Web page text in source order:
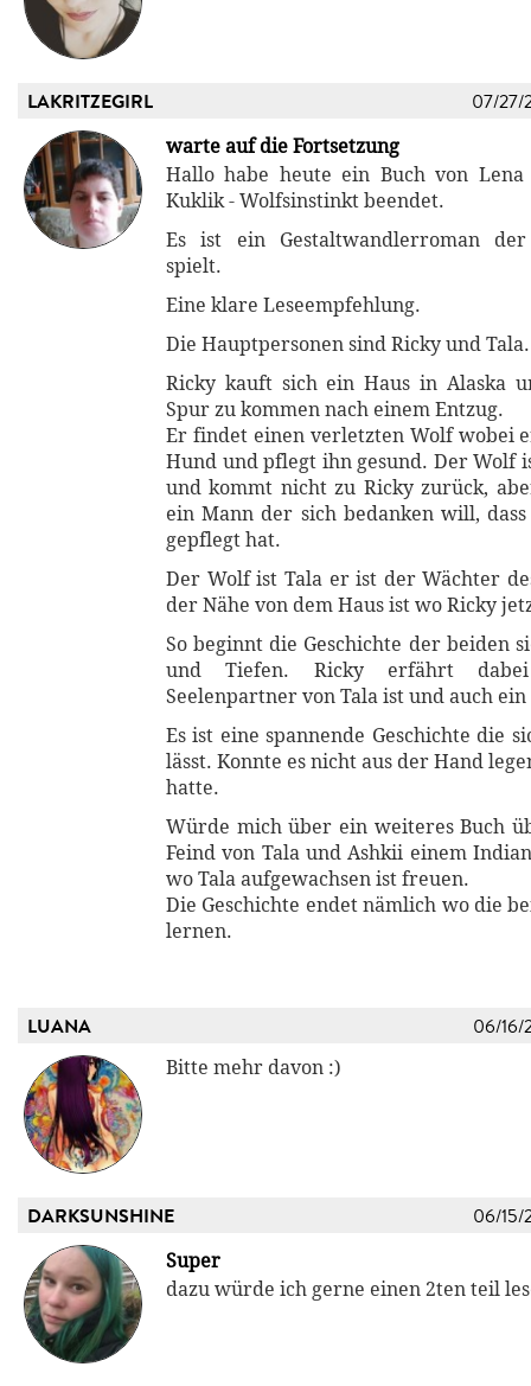
LAKRITZEGIRL 07/27/
warte auf die Fortsetzung
Hallo habe heute ein Buch von
Kuklik - Wolfsinstinkt beendet.
Es ist ein Gestaltwandlerroman
spielt.
Eine klare Leseempfehlung.
Die Hauptpersonen sind Ricky und Tala.
Ricky kauft sich ein Haus in Alaska
Spur zu kommen nach einem Entzug.
Er findet einen verletzten Wolf wobei
Hund und pflegt ihn gesund. Der Wolf
und kommt nicht zu Ricky zurück,
ein Mann der sich bedanken will,
gepflegt hat.
Der Wolf ist Tala er ist der Wächter
der Nähe von dem Haus ist wo Ricky
So beginnt die Geschichte der beiden
und Tiefen. Ricky erfährt
Seelenpartner von Tala ist und auch
Es ist eine spannende Geschichte die
lässt. Konnte es nicht aus der Hand
hatte.
Würde mich über ein weiteres Buch
Feind von Tala und Ashkii einem
wo Tala aufgewachsen ist freuen.
Die Geschichte endet nämlich wo die
lernen.
LUANA 06/16/
Bitte mehr davon :)
DARKSUNSHINE 06/15/
Super
dazu würde ich gerne einen 2ten teil